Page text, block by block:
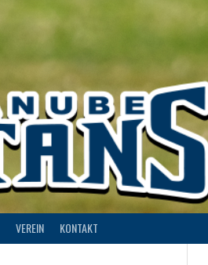
VEREIN KONTAKT